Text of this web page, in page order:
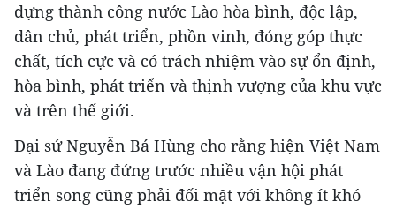
dựng thành công nước Lào hòa bình, độc lập,
dân chủ, phát triển, phồn vinh, đóng góp thực
chất, tích cực và có trách nhiệm vào sự ổn định,
hòa bình, phát triển và thịnh vượng của khu vực
và trên thế giới.
Đại sứ Nguyễn Bá Hùng cho rằng hiện Việt Nam
và Lào đang đứng trước nhiều vận hội phát
triển song cũng phải đối mặt với không ít khó